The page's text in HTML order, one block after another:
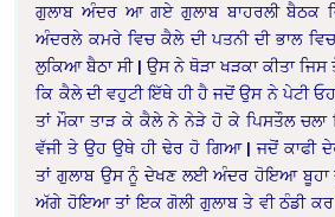
ਗੁਲਾਬ ਅੰਦਰ ਆ ਗਏ ਗੁਲਾਬ ਬਾਹਰਲੀ ਬੈਠਕ
ਅੰਦਰਲੇ ਕਮਰੇ ਵਿਚ ਕੈਲੇ ਦੀ ਪਤਨੀ ਦੀ ਭਾਲ
ਲੁਕਿਆ ਬੈਠਾ ਸੀ | ਉਸ ਨੇ ਥੋੜਾ ਖੜਕਾ ਕੀਤਾ
ਕਿ ਕੈਲੇ ਦੀ ਵਹੁਟੀ ਇੱਥੇ ਹੀ ਹੈ ਜਦੋਂ ਉਸ ਨੇ ਪੇਟੀ
ਤਾਂ ਮੌਕਾ ਤਾੜ ਕੇ ਕੈਲੇ ਨੇ ਨੇੜੇ ਹੋ ਕੇ ਪਿਸਤੌਲ ਚਲਾ
ਵੱਜੀ ਤੇ ਉਹ ਉਥੇ ਹੀ ਢੇਰ ਹੋ ਗਿਆ | ਜਦੋਂ ਕਾਫੀ
ਤਾਂ ਗੁਲਾਬ ਉਸ ਨੂੰ ਦੇਖਣ ਲਈ ਅੰਦਰ ਹੋਇਆ ਬੂਹਾ
ਅੱਗੇ ਹੋਇਆ ਤਾਂ ਇਕ ਗੋਲੀ ਗੁਲਾਬ ਤੇ ਵੀ ਠੰਡੀ ਕਰ